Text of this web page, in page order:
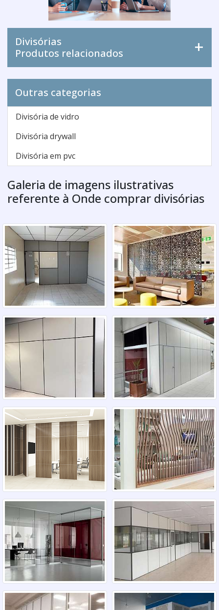
Divisórias
Produtos relacionados
Outras categorias
Divisória de vidro
Divisória drywall
Divisória em pvc
Galeria de imagens ilustrativas
referente à Onde comprar divisórias